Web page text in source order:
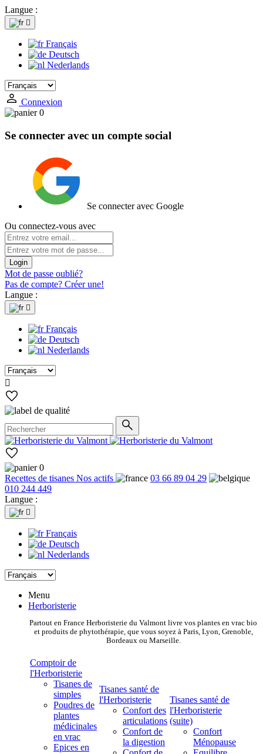
Langue :

Français
Deutsch
Nederlands
Connexion
0
Se connecter avec un compte social
Se connecter avec Google
Ou connectez-vous avec
Login
Mot de passe oublié?
Pas de compte? Créer une!
Langue :

Français
Deutsch
Nederlands

0
Recettes de tisanes Nos actifs
03 66 89 04 29
010 244 449
Langue :

Français
Deutsch
Nederlands
Menu
Herboristerie
Partout en France Herboristerie du Valmont livre vos plantes en vrac bio
et produits de phytothérapie, que vous soyez à Paris, Lyon, Grenoble,
Bordeaux ou Marseille.
Comptoir de
l'Herboristerie
Tisanes de
simples
Poudres de
plantes
médicinales
en vrac
Epices en
Tisanes santé de
l'Herboristerie
Confort des
articulations
Confort de
la digestion
Tisanes santé de
l'Herboristerie
(suite)
Confort
Ménopause